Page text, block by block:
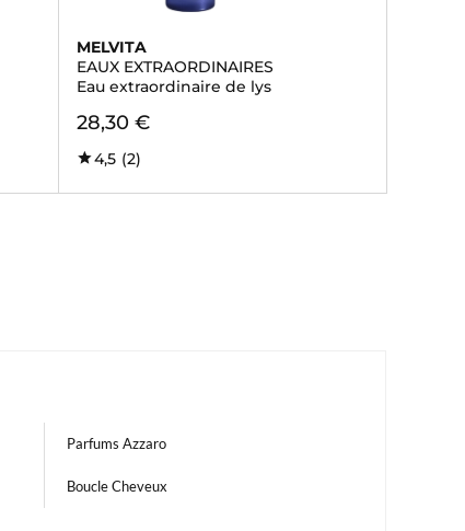
MELVITA
EAUX EXTRAORDINAIRES
Eau extraordinaire de lys
28,30 €
4,5 (2)
Parfums Azzaro
Boucle Cheveux